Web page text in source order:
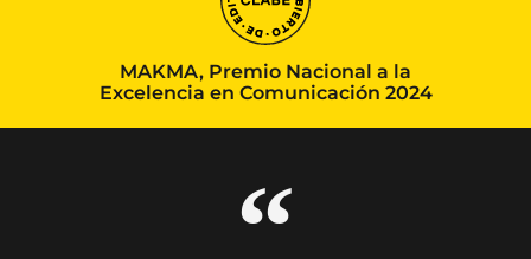
MAKMA, Premio Nacional a la
Excelencia en Comunicación 2024